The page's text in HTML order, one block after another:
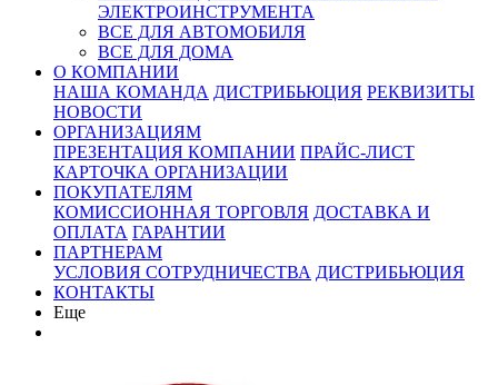
ЭЛЕКТРОИНСТРУМЕНТА
ВСЕ ДЛЯ АВТОМОБИЛЯ
ВСЕ ДЛЯ ДОМА
О КОМПАНИИ
НАША КОМАНДА ДИСТРИБЬЮЦИЯ РЕКВИЗИТЫ
НОВОСТИ
ОРГАНИЗАЦИЯМ
ПРЕЗЕНТАЦИЯ КОМПАНИИ ПРАЙС-ЛИСТ
КАРТОЧКА ОРГАНИЗАЦИИ
ПОКУПАТЕЛЯМ
КОМИССИОННАЯ ТОРГОВЛЯ ДОСТАВКА И
ОПЛАТА ГАРАНТИИ
ПАРТНЕРАМ
УСЛОВИЯ СОТРУДНИЧЕСТВА ДИСТРИБЬЮЦИЯ
КОНТАКТЫ
Еще